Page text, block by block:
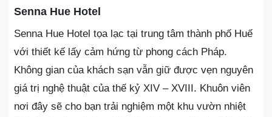
Senna Hue Hotel
Senna Hue Hotel tọa lạc tại trung tâm thành phố Huế
với thiết kế lấy cảm hứng từ phong cách Pháp.
Không gian của khách sạn vẫn giữ được vẹn nguyên
giá trị nghệ thuật của thế kỷ XIV – XVIII. Khuôn viên
nơi đây sẽ cho bạn trải nghiệm một khu vườn nhiệt